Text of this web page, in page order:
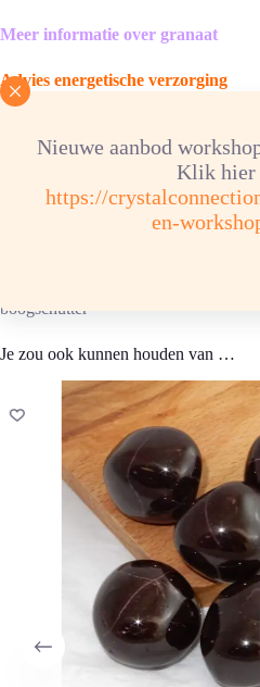
Nieuwe aanbod
Klik hier
https://
en-
Meer informatie over granaat
Advies energetische verzorging
Ketting/armband: in
Opladen: aansluitend, 4 uur in de
bergkristal of
boogschutter
Je zou ook kunnen houden van …